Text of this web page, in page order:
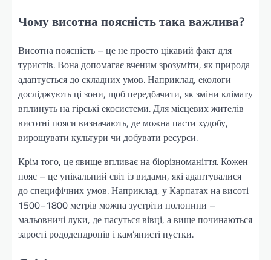
Чому висотна поясність така важлива?
Висотна поясність – це не просто цікавий факт для
туристів. Вона допомагає вченим зрозуміти, як природа
адаптується до складних умов. Наприклад, екологи
досліджують ці зони, щоб передбачити, як зміни клімату
вплинуть на гірські екосистеми. Для місцевих жителів
висотні пояси визначають, де можна пасти худобу,
вирощувати культури чи добувати ресурси.
Крім того, це явище впливає на біорізноманіття. Кожен
пояс – це унікальний світ із видами, які адаптувалися
до специфічних умов. Наприклад, у Карпатах на висоті
1500–1800 метрів можна зустріти полонини –
мальовничі луки, де пасуться вівці, а вище починаються
зарості рододендронів і кам’янисті пустки.